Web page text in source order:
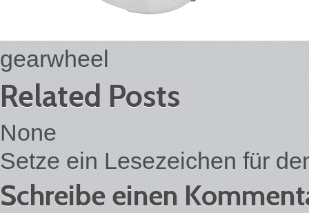
gearwheel
Related Posts
None
Setze ein Lesezeichen für
Schreibe einen